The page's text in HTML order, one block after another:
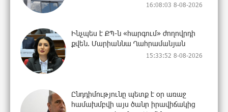
16:08:03 8-08-2026
Ինչպես է ՔՊ-ն «հարգում» ժողովրդի
քվեն. Մարիաննա Ղահրամանյան
15:33:52 8-08-2026
Ընդդիմությունը պետք է օր առաջ
համախմբվի այս ծանր իրավիճակից